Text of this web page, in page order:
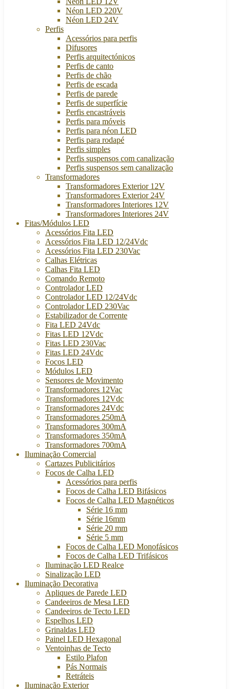
Néon LED 220V
Néon LED 24V
Perfis
Acessórios para perfis
Difusores
Perfis arquitectónicos
Perfis de canto
Perfis de chão
Perfis de escada
Perfis de parede
Perfis de superfície
Perfis encastráveis
Perfis para móveis
Perfis para néon LED
Perfis para rodapé
Perfis simples
Perfis suspensos com canalização
Perfis suspensos sem canalização
Transformadores
Transformadores Exterior 12V
Transformadores Exterior 24V
Transformadores Interiores 12V
Transformadores Interiores 24V
Fitas/Módulos LED
Acessórios Fita LED
Acessórios Fita LED 12/24Vdc
Acessórios Fita LED 230Vac
Calhas Elétricas
Calhas Fita LED
Comando Remoto
Controlador LED
Controlador LED 12/24Vdc
Controlador LED 230Vac
Estabilizador de Corrente
Fita LED 24Vdc
Fitas LED 12Vdc
Fitas LED 230Vac
Fitas LED 24Vdc
Focos LED
Módulos LED
Sensores de Movimento
Transformadores 12Vac
Transformadores 12Vdc
Transformadores 24Vdc
Transformadores 250mA
Transformadores 300mA
Transformadores 350mA
Transformadores 700mA
Iluminação Comercial
Cartazes Publicitários
Focos de Calha LED
Acessórios para perfis
Focos de Calha LED Bifásicos
Focos de Calha LED Magnéticos
Série 16 mm
Série 16mm
Série 20 mm
Série 5 mm
Focos de Calha LED Monofásicos
Focos de Calha LED Trifásicos
Iluminação LED Realce
Sinalização LED
Iluminação Decorativa
Apliques de Parede LED
Candeeiros de Mesa LED
Candeeiros de Tecto LED
Espelhos LED
Grinaldas LED
Painel LED Hexagonal
Ventoinhas de Tecto
Estilo Plafon
Pás Normais
Retráteis
Iluminação Exterior